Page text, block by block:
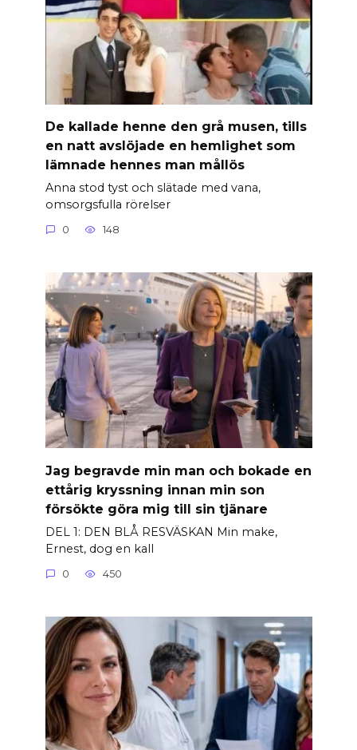
De kallade henne den grå musen, tills
en natt avslöjade en hemlighet som
lämnade hennes man mållös
Anna stod tyst och slätade med vana,
omsorgsfulla rörelser
0 148
Jag begravde min man och bokade en
ettårig kryssning innan min son
försökte göra mig till sin tjänare
DEL 1: DEN BLÅ RESVÄSKAN Min make,
Ernest, dog en kall
0 450